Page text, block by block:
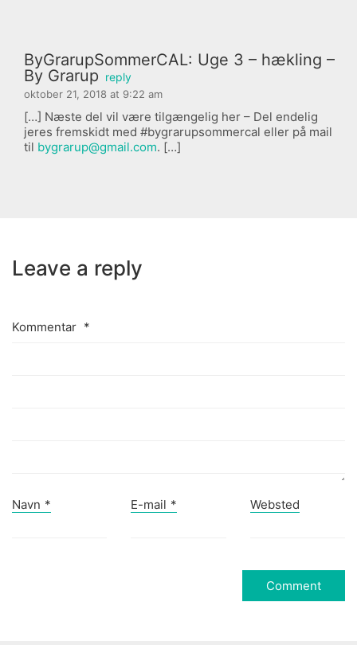
ByGrarupSommerCAL: Uge 3 – hækling –
By Grarup reply
oktober 21, 2018 at 9:22 am
[…] Næste del vil være tilgængelig her – Del endelig
jeres fremskidt med #bygrarupsommercal eller på mail
til bygrarup@gmail.com. […]
Leave a reply
Kommentar *
Navn * E-mail * Websted